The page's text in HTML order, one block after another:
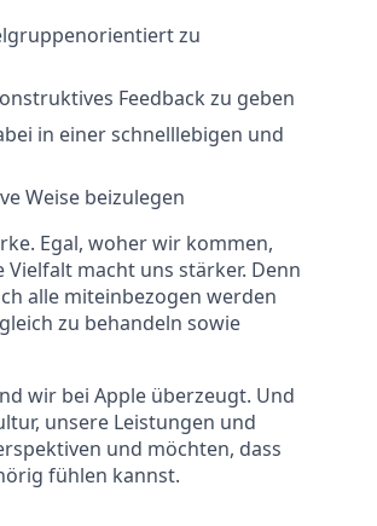
zu
Feedback zu geben
in einer schnelllebigen und
Weise beizulegen
Egal, woher wir kommen,
macht uns stärker. Denn
alle miteinbezogen werden
zu behandeln sowie
wir bei Apple überzeugt. Und
unsere Leistungen und
und möchten, dass
fühlen kannst.